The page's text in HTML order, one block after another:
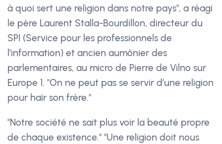
à quoi sert une religion dans notre pays", a réagi
le père Laurent Stalla-Bourdillon, directeur du
SPI (Service pour les professionnels de
l’information) et ancien aumônier des
parlementaires, au micro de Pierre de Vilno sur
Europe 1. "On ne peut pas se servir d’une religion
pour haïr son frère."
"Notre société ne sait plus voir la beauté propre
de chaque existence." "Une religion doit nous